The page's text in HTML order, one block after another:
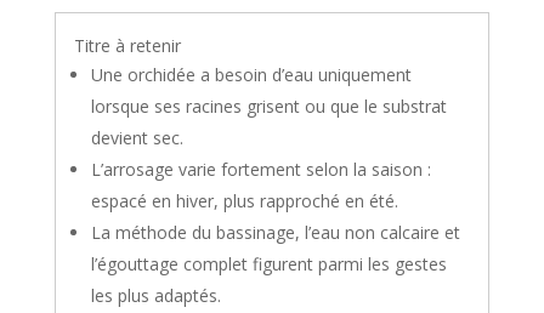
Titre à retenir
Une orchidée a besoin d’eau uniquement
lorsque ses racines grisent ou que le substrat
devient sec.
L’arrosage varie fortement selon la saison :
espacé en hiver, plus rapproché en été.
La méthode du bassinage, l’eau non calcaire et
l’égouttage complet figurent parmi les gestes
les plus adaptés.